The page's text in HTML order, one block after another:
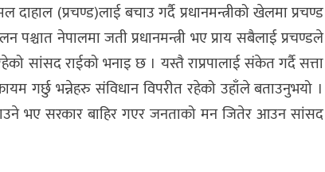
(प्रचण्ड)लाई बचाउ गर्दै प्रधानमन्त्रीको खेलमा प्रचण्ड
नेपालमा जती प्रधानमन्त्री भए प्राय सबैलाई प्रचण्डले
सांसद राईको भनाइ छ । यस्तै राप्रपालाई संकेत गर्दै सत्ता
गर्छु भन्नेहरु संविधान विपरीत रहेको उहाँले बताउनुभयो ।
भए सरकार बाहिर गएर जनताको मन जितेर आउन सांसद